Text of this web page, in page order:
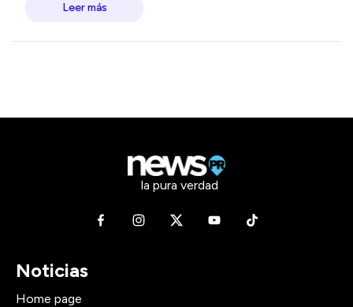
Leer más
la pura verdad
Noticias
Home page